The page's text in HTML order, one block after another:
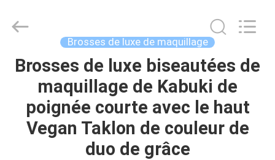
MAISON
PRODUITS
Chanmy
Cosmetics
Rights
Reserved.
Brosses de luxe de maquillage
Brosses de luxe biseautées de
maquillage de Kabuki de
poignée courte avec le haut
Vegan Taklon de couleur de
duo de grâce